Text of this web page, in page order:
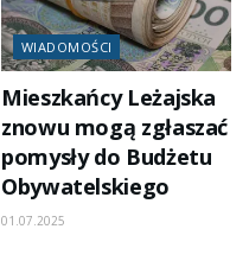
WIADOMOŚCI
Mieszkańcy Leżajska
znowu mogą zgłaszać
pomysły do Budżetu
Obywatelskiego
01.07.2025